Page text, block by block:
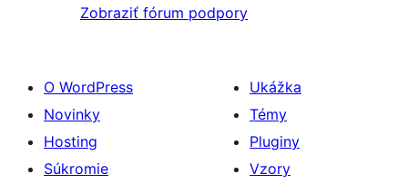
Zobraziť fórum podpory
O WordPress
Novinky
Hosting
Súkromie
Ukážka
Témy
Pluginy
Vzory